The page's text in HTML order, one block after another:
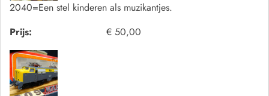
2040=Een stel kinderen als muzikantjes.
Prijs:
€ 50,00